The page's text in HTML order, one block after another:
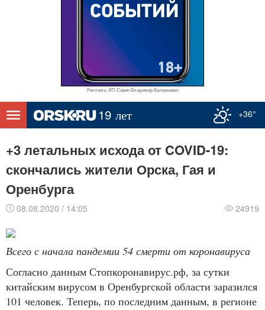
Реклама. ИП Савин Владимир Валерьевич
+36°
+3 летальных исхода от COVID-19:
скончались жители Орска, Гая и
Оренбурга
08.08.2020 / 14:05 24919
Всего с начала пандемии 54 смерти от коронавируса
Согласно данным Стопкоронавирус.рф, за сутки
китайским вирусом в Оренбургской области заразился
101 человек. Теперь, по последним данным, в регионе